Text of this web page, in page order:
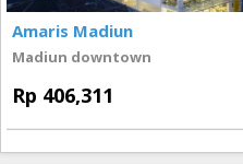
Amaris Madiun
Madiun downtown
Rp 406,311